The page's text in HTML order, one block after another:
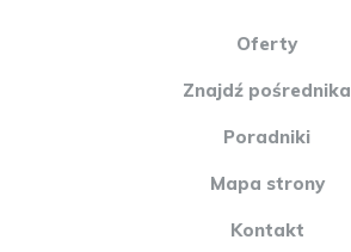
Oferty
Znajdź pośrednika
Poradniki
Mapa strony
Kontakt